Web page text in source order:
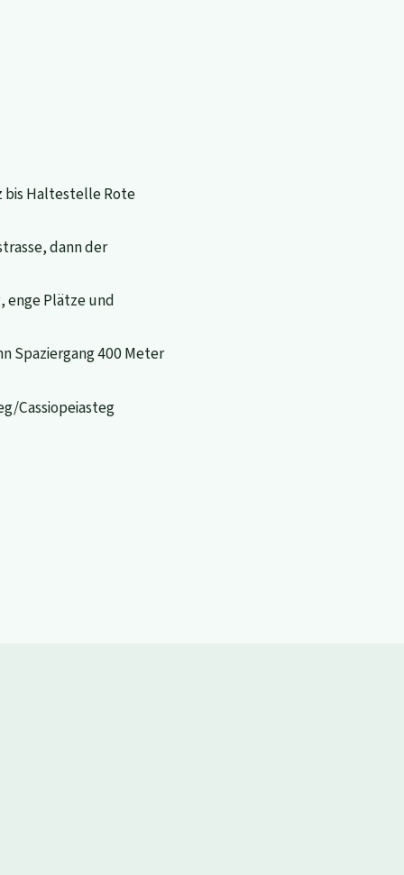
bis Haltestelle Rote
dann der
Plätze und
Spaziergang 400 Meter
Cassiopeiasteg